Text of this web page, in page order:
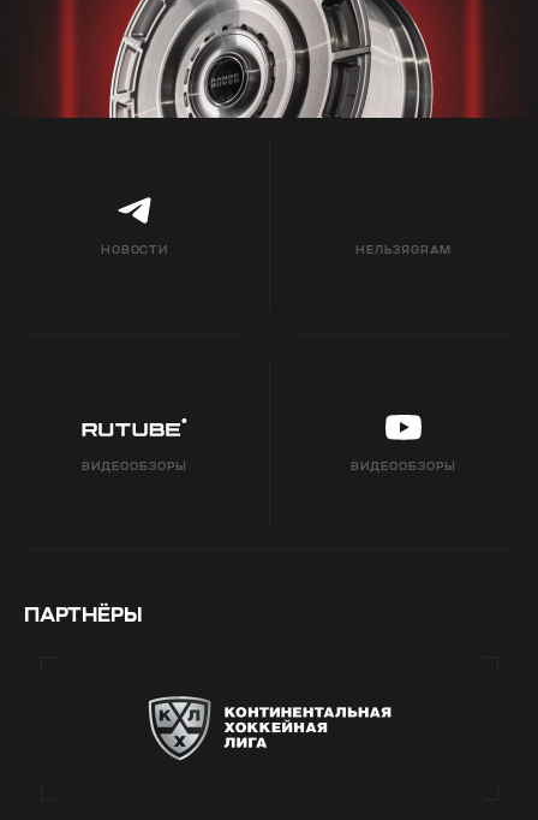
НОВОСТИ НЕЛЬЗЯGRAM
ВИДЕООБЗОРЫ ВИДЕООБЗОРЫ
ПАРТНЁРЫ